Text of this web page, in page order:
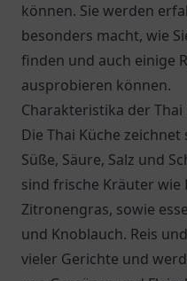
können. Sie werden
besonders macht, wie
finden und auch einige
ausprobieren können.
Charakteristika der Thai
Die Thai Küche
Süße, Säure, Salz und
sind frische Kräuter wie
Zitronengras, sowie
und Knoblauch. Reis
vieler Gerichte und